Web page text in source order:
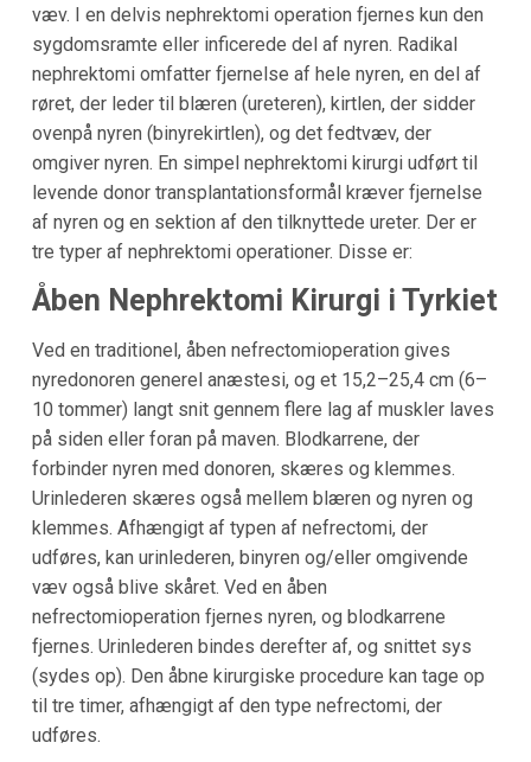
væv. I en delvis nephrektomi operation fjernes kun den
sygdomsramte eller inficerede del af nyren. Radikal
nephrektomi omfatter fjernelse af hele nyren, en del af
røret, der leder til blæren (ureteren), kirtlen, der sidder
ovenpå nyren (binyrekirtlen), og det fedtvæv, der
omgiver nyren. En simpel nephrektomi kirurgi udført til
levende donor transplantationsformål kræver fjernelse
af nyren og en sektion af den tilknyttede ureter. Der er
tre typer af nephrektomi operationer. Disse er:
Åben Nephrektomi Kirurgi i Tyrkiet
Ved en traditionel, åben nefrectomioperation gives
nyredonoren generel anæstesi, og et 15,2–25,4 cm (6–
10 tommer) langt snit gennem flere lag af muskler laves
på siden eller foran på maven. Blodkarrene, der
forbinder nyren med donoren, skæres og klemmes.
Urinlederen skæres også mellem blæren og nyren og
klemmes. Afhængigt af typen af nefrectomi, der
udføres, kan urinlederen, binyren og/eller omgivende
væv også blive skåret. Ved en åben
nefrectomioperation fjernes nyren, og blodkarrene
fjernes. Urinlederen bindes derefter af, og snittet sys
(sydes op). Den åbne kirurgiske procedure kan tage op
til tre timer, afhængigt af den type nefrectomi, der
udføres.